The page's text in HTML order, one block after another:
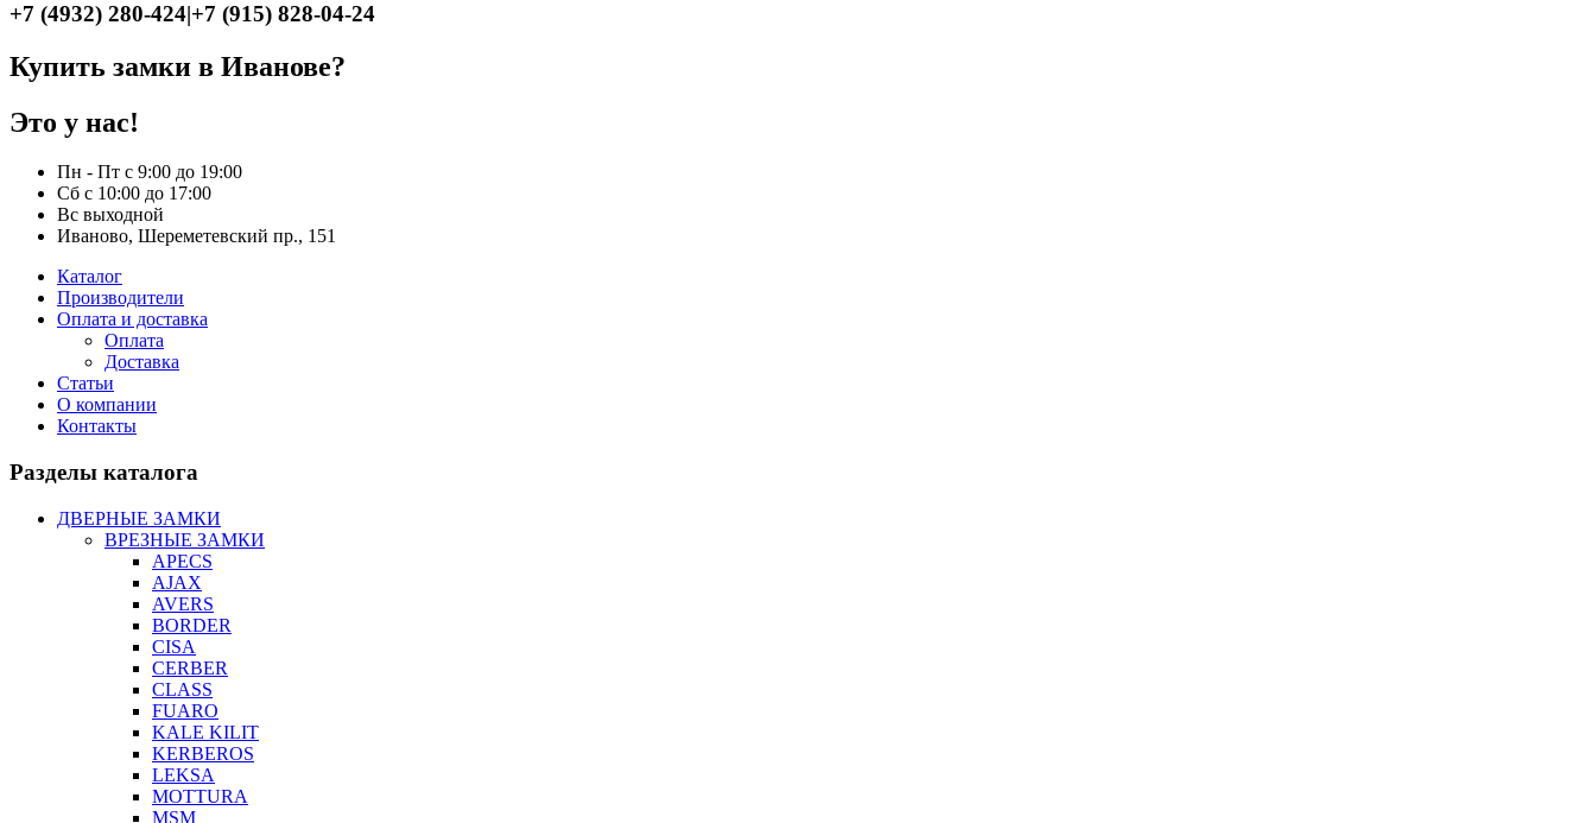
+7 (4932) 280-424|+7 (915) 828-04-24
Купить замки в Иванове?
Это у нас!
Пн - Пт с 9:00 до 19:00
Сб с 10:00 до 17:00
Вс выходной
Иваново, Шереметевский пр., 151
Каталог
Производители
Оплата и доставка
Оплата
Доставка
Статьи
О компании
Контакты
Разделы каталога
ДВЕРНЫЕ ЗАМКИ
ВРЕЗНЫЕ ЗАМКИ
APECS
AJAX
AVERS
BORDER
CISA
CERBER
CLASS
FUARO
KALE KILIT
KERBEROS
LEKSA
MOTTURA
MSM